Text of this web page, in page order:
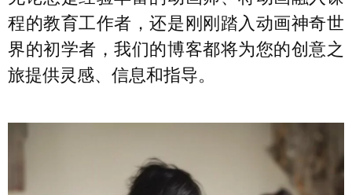
程的教育工作者，还是刚刚踏入动画神奇世
界的初学者，我们的博客都将为您的创意之
旅提供灵感、信息和指导。